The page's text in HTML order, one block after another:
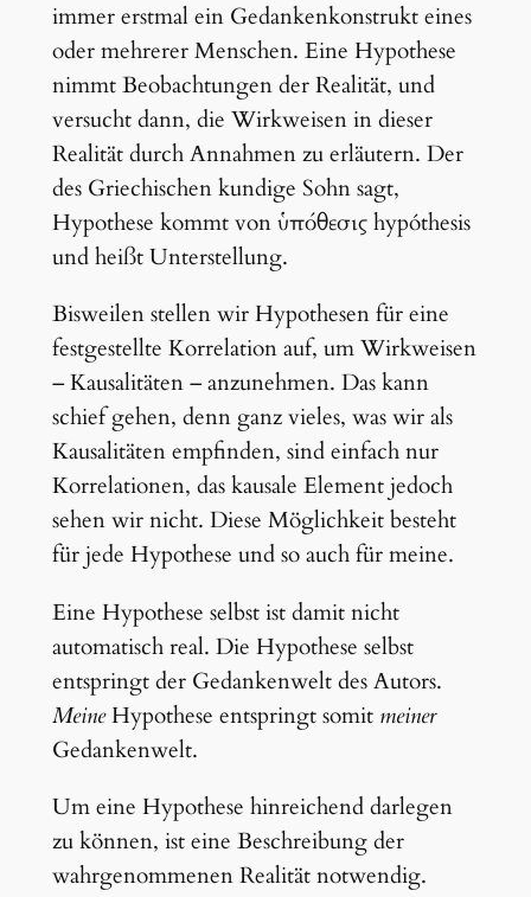
immer erstmal ein Gedankenkonstrukt eines
oder mehrerer Menschen. Eine Hypothese
nimmt Beobachtungen der Realität, und
versucht dann, die Wirkweisen in dieser
Realität durch Annahmen zu erläutern. Der
des Griechischen kundige Sohn sagt,
Hypothese kommt von ὑπόθεσις hypóthesis
und heißt Unterstellung.
Bisweilen stellen wir Hypothesen für eine
festgestellte Korrelation auf, um Wirkweisen
– Kausalitäten – anzunehmen. Das kann
schief gehen, denn ganz vieles, was wir als
Kausalitäten empfinden, sind einfach nur
Korrelationen, das kausale Element jedoch
sehen wir nicht. Diese Möglichkeit besteht
für jede Hypothese und so auch für meine.
Eine Hypothese selbst ist damit nicht
automatisch real. Die Hypothese selbst
entspringt der Gedankenwelt des Autors.
MeineHypothese entspringt somit meiner
Gedankenwelt.
Um eine Hypothese hinreichend darlegen
zu können, ist eine Beschreibung der
wahrgenommenen Realität notwendig.